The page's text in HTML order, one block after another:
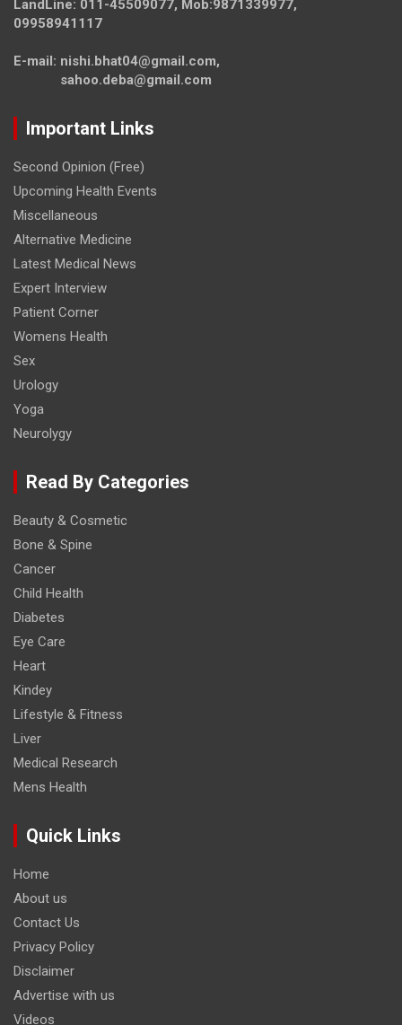
LandLine: 011-45509077, Mob:9871339977,
09958941117
E-mail: nishi.bhat04@gmail.com,
sahoo.deba@gmail.com
Important Links
Second Opinion (Free)
Upcoming Health Events
Miscellaneous
Alternative Medicine
Latest Medical News
Expert Interview
Patient Corner
Womens Health
Sex
Urology
Yoga
Neurolygy
Read By Categories
Beauty & Cosmetic
Bone & Spine
Cancer
Child Health
Diabetes
Eye Care
Heart
Kindey
Lifestyle & Fitness
Liver
Medical Research
Mens Health
Quick Links
Home
About us
Contact Us
Privacy Policy
Disclaimer
Advertise with us
Videos